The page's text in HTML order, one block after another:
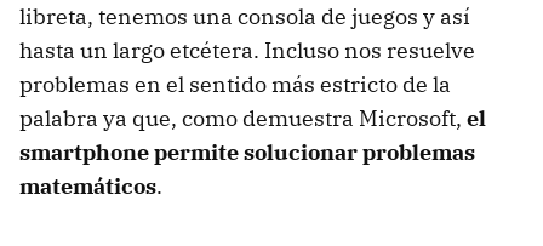
libreta, tenemos una consola de juegos y así
hasta un largo etcétera. Incluso nos resuelve
problemas en el sentido más estricto de la
palabra ya que, como demuestra Microsoft, el
smartphone permite solucionar problemas
matemáticos.